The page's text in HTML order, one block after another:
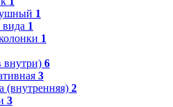
1
вида 1
1
внутри) 6
3
(внутренняя) 2
3